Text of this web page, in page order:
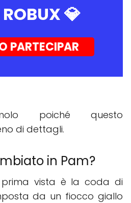
💎
PARTECIPAR
poiché questo
di dettagli.
in Pam?
vista è la coda di
da un fiocco giallo